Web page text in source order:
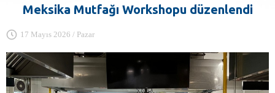
Meksika Mutfağı Workshopu düzenlendi
17 Mayıs 2026 / Pazar